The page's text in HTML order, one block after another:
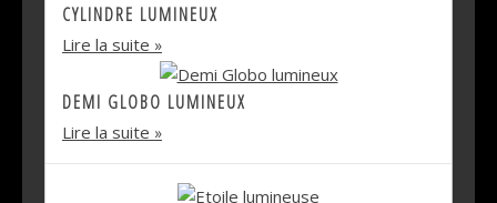
CYLINDRE LUMINEUX
Lire la suite
DEMI GLOBO LUMINEUX
Lire la suite